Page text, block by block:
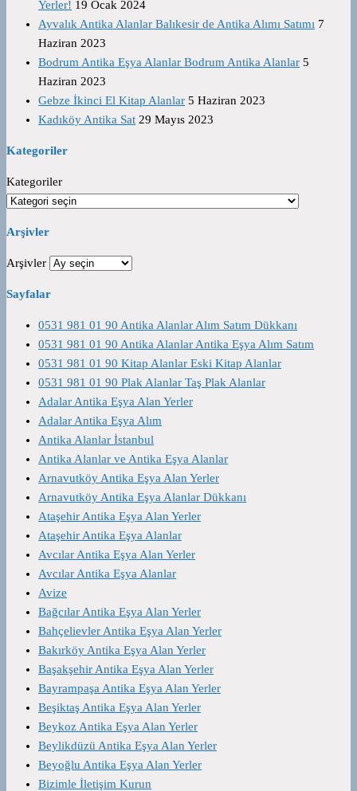
Yerler! 19 Ocak 2024
Ayvalık Antika Alanlar Balıkesir de Antika Alımı Satımı 7
Haziran 2023
Bodrum Antika Eşya Alanlar Bodrum Antika Alanlar 5
Haziran 2023
Gebze İkinci El Kitap Alanlar 5 Haziran 2023
Kadıköy Antika Sat 29 Mayıs 2023
Kategoriler
Kategoriler
Arşivler
Arşivler
Sayfalar
0531 981 01 90 Antika Alanlar Alım Satım Dükkanı
0531 981 01 90 Antika Alanlar Antika Eşya Alım Satım
0531 981 01 90 Kitap Alanlar Eski Kitap Alanlar
0531 981 01 90 Plak Alanlar Taş Plak Alanlar
Adalar Antika Eşya Alan Yerler
Adalar Antika Eşya Alım
Antika Alanlar İstanbul
Antika Alanlar ve Antika Eşya Alanlar
Arnavutköy Antika Eşya Alan Yerler
Arnavutköy Antika Eşya Alanlar Dükkanı
Ataşehir Antika Eşya Alan Yerler
Ataşehir Antika Eşya Alanlar
Avcılar Antika Eşya Alan Yerler
Avcılar Antika Eşya Alanlar
Avize
Bağcılar Antika Eşya Alan Yerler
Bahçelievler Antika Eşya Alan Yerler
Bakırköy Antika Eşya Alan Yerler
Başakşehir Antika Eşya Alan Yerler
Bayrampaşa Antika Eşya Alan Yerler
Beşiktaş Antika Eşya Alan Yerler
Beykoz Antika Eşya Alan Yerler
Beylikdüzü Antika Eşya Alan Yerler
Beyoğlu Antika Eşya Alan Yerler
Bizimle İletişim Kurun